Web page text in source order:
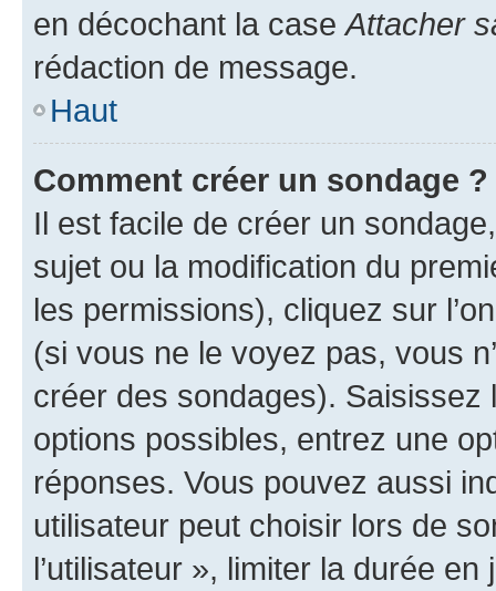
en décochant la case Attacher
rédaction de message.
Haut
Comment créer un sondage ?
Il est facile de créer un
sujet ou la modification du
les permissions), cliquez sur
(si vous ne le voyez pas, vous
créer des sondages).
options possibles, entrez une
réponses. Vous pouvez aussi
utilisateur peut choisir lors de
l’utilisateur », limiter la durée